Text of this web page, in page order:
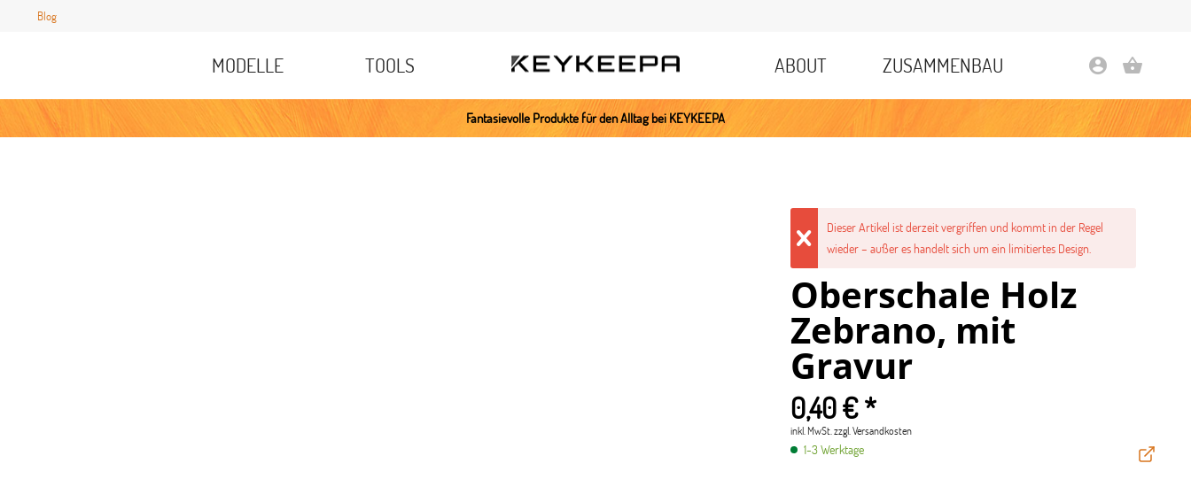
Blog
MODELLE TOOLS ABOUT ZUSAMMENBAU account_circle shopping_basket
Fantasievolle Produkte für den Alltag bei KEYKEEPA
Dieser Artikel ist derzeit vergriffen und kommt in der Regel
wieder – außer es handelt sich um ein limitiertes Design.
Oberschale Holz
Zebrano, mit
Gravur
0,40 € *
inkl. MwSt.zzgl. Versandkosten
1-3 Werktage